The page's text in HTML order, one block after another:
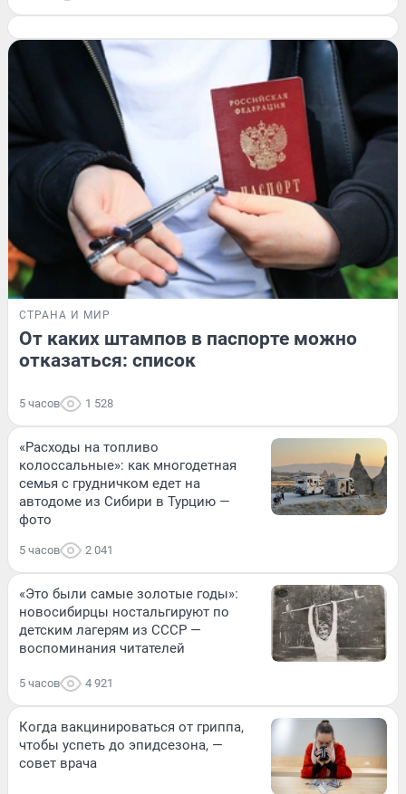
СТРАНА И МИР
От каких штампов в паспорте можно
отказаться: список
5 часов 1 528
«Расходы на топливо
колоссальные»: как многодетная
семья с грудничком едет на
автодоме из Сибири в Турцию —
фото
5 часов 2 041
«Это были самые золотые годы»:
новосибирцы ностальгируют по
детским лагерям из СССР —
воспоминания читателей
5 часов 4 921
Когда вакцинироваться от гриппа,
чтобы успеть до эпидсезона, —
совет врача